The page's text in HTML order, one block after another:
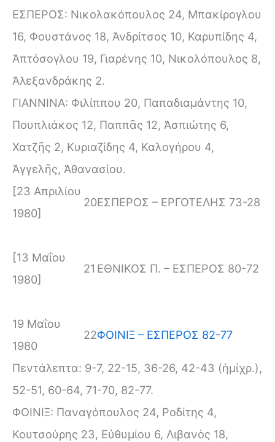
ΕΣΠΕΡΟΣ: Νικολακόπουλος 24, Μπακίρογλου
16, Φουστάνος 18, Ἀνδρίτσος 10, Καρυπίδης 4,
Ἀπτόσογλου 19, Γιαρένης 10, Νικολόπουλος 8,
Ἀλεξανδράκης 2.
ΓΙΑΝΝΙΝΑ: Φιλίππου 20, Παπαδιαμάντης 10,
Πουπλιάκος 12, Παππᾶς 12, Ἀσπιώτης 6,
Χατζῆς 2, Κυριαζίδης 4, Καλογήρου 4,
Ἀγγελῆς, Ἀθανασίου.
[23 Απριλίου
1980]
20ΕΣΠΕΡΟΣ – ΕΡΓΟΤΕΛΗΣ 73-28
[13 Μαΐου
1980]
21 ΕΘΝΙΚΟΣ Π. – ΕΣΠΕΡΟΣ 80-72
19 Μαΐου
1980
22ΦΟΙΝΙΞ – ΕΣΠΕΡΟΣ 82-77
Πεντάλεπτα: 9-7, 22-15, 36-26, 42-43 (ἡμίχρ.),
52-51, 60-64, 71-70, 82-77.
ΦΟΙΝΙΞ: Παναγόπουλος 24, Ροδίτης 4,
Κουτσούρης 23, Εὐθυμίου 6, Λιβανὸς 18,